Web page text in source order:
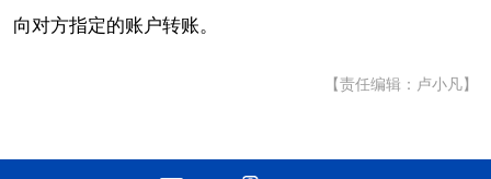
向对方指定的账户转账。
【责任编辑：卢小凡】